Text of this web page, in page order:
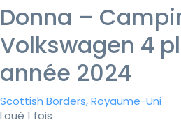
Donna –
Volkswagen 4
année 2024
Scottish Borders, Royaume-Uni
Loué 1 fois